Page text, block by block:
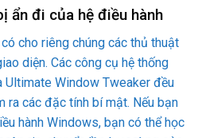
ẩn đi của hệ điều hành
cho riêng chúng các thủ thuật
diện. Các công cụ hệ thống
Ultimate Window Tweaker đều
ra các đặc tính bí mật. Nếu bạn
hành Windows, bạn có thể học